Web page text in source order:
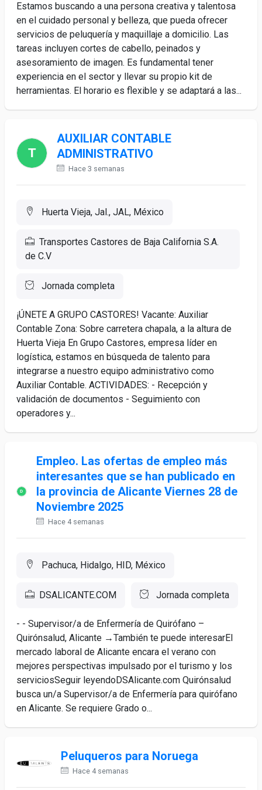
Estamos buscando a una persona creativa y talentosa
en el cuidado personal y belleza, que pueda ofrecer
servicios de peluquería y maquillaje a domicilio. Las
tareas incluyen cortes de cabello, peinados y
asesoramiento de imagen. Es fundamental tener
experiencia en el sector y llevar su propio kit de
herramientas. El horario es flexible y se adaptará a las...
AUXILIAR CONTABLE
ADMINISTRATIVO
Hace 3 semanas
Huerta Vieja, Jal., JAL, México
Transportes Castores de Baja California S.A.
de C.V
Jornada completa
¡ÚNETE A GRUPO CASTORES! Vacante: Auxiliar
Contable Zona: Sobre carretera chapala, a la altura de
Huerta Vieja En Grupo Castores, empresa líder en
logística, estamos en búsqueda de talento para
integrarse a nuestro equipo administrativo como
Auxiliar Contable. ACTIVIDADES: - Recepción y
validación de documentos - Seguimiento con
operadores y...
Empleo. Las ofertas de empleo más
interesantes que se han publicado en
la provincia de Alicante Viernes 28 de
Noviembre 2025
Hace 4 semanas
Pachuca, Hidalgo, HID, México
DSALICANTE.COM Jornada completa
- - Supervisor/a de Enfermería de Quirófano –
Quirónsalud, Alicante →También te puede interesarEl
mercado laboral de Alicante encara el verano con
mejores perspectivas impulsado por el turismo y los
serviciosSeguir leyendoDSAlicante.com Quirónsalud
busca un/a Supervisor/a de Enfermería para quirófano
en Alicante. Se requiere Grado o...
Peluqueros para Noruega
Hace 4 semanas